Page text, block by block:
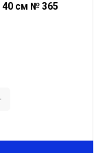
40 см № 365